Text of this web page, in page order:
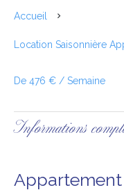
Accueil
Location Saisonnière
De 476 € / Semaine
Informations
Appartement